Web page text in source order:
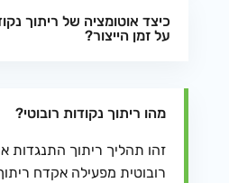
כיצד אוטומציה של ריתוך
על זמן הייצור?
מהו ריתוך נקודות רובוטי?
זהו תהליך ריתוך התנגדות
רובוטית מפעילה אקדח